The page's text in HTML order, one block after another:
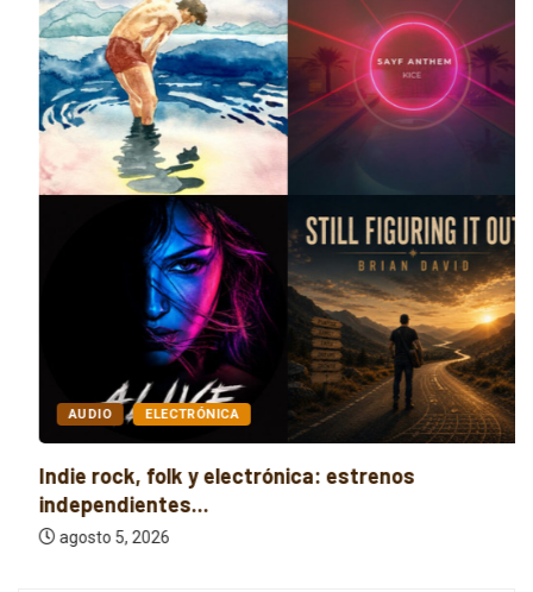
AUDIO ELECTRÓNICA
Indie rock, folk y electrónica: estrenos
independientes...
agosto 5, 2026